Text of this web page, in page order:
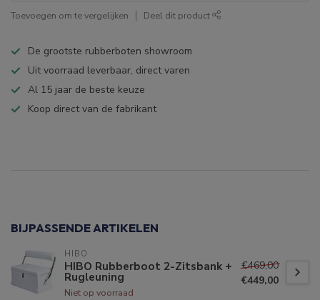
Toevoegen om te vergelijken Deel dit product
De grootste rubberboten showroom
Uit voorraad leverbaar, direct varen
Al 15 jaar de beste keuze
Koop direct van de fabrikant
BIJPASSENDE ARTIKELEN
HIBO
HIBO Rubberboot 2-Zitsbank +
Rugleuning
Niet op voorraad
€469,00
€449,00